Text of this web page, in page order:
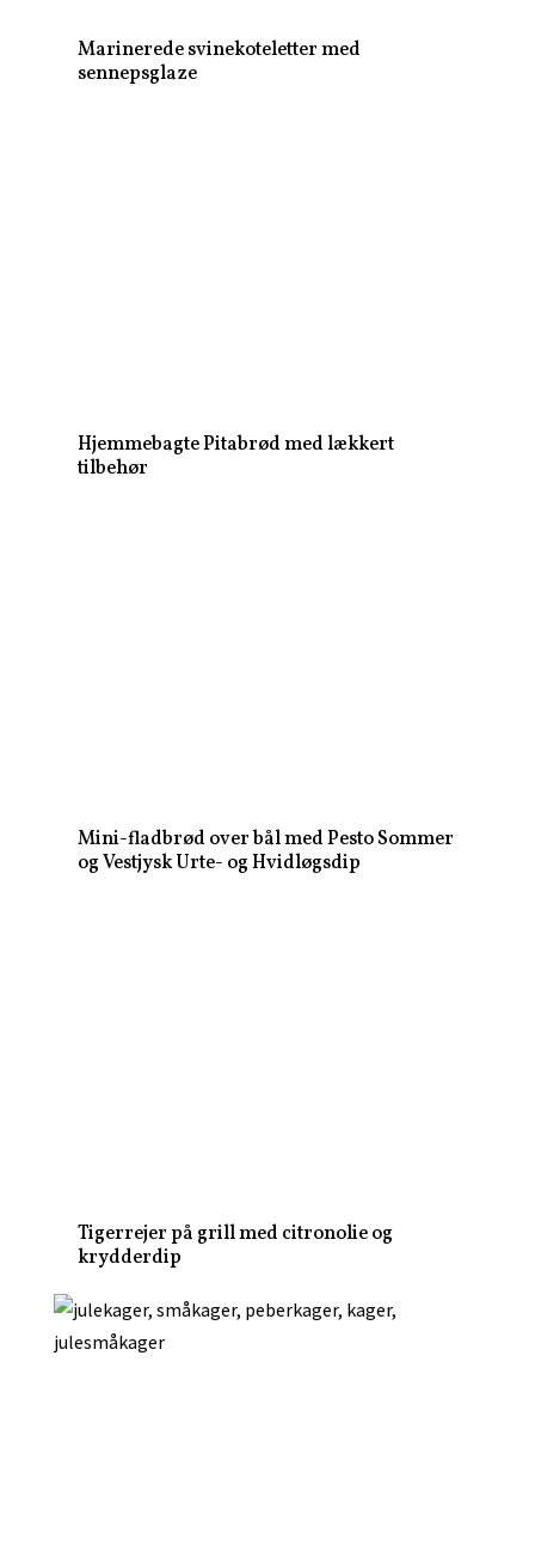
Marinerede svinekoteletter med
sennepsglaze
Hjemmebagte Pitabrød med lækkert
tilbehør
Mini-fladbrød over bål med Pesto Sommer
og Vestjysk Urte- og Hvidløgsdip
Tigerrejer på grill med citronolie og
krydderdip